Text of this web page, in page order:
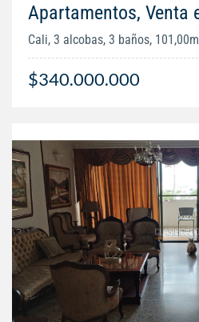
Apartamentos, Venta
Cali, 3 alcobas, 3 baños,
$340.000.000